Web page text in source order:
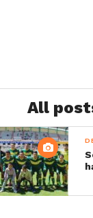
All